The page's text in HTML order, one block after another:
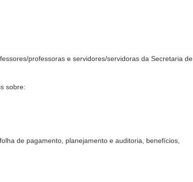
professoras e servidores/servidoras da Secretaria de
sobre:
de pagamento, planejamento e auditoria, benefícios,